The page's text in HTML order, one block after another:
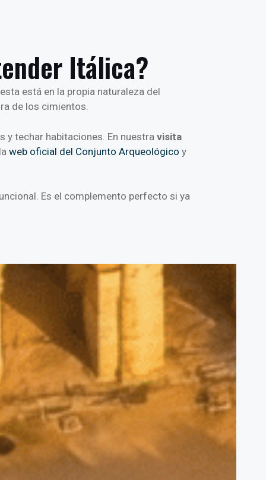
Itálica?
está en la propia naturaleza del
de los cimientos.
y techar habitaciones. En nuestra visita
web oficial del Conjunto Arqueológico y
Es el complemento perfecto si ya